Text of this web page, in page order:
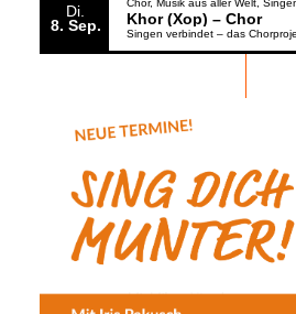
Di.
8 Sep.
Chor Musik aus aller Welt
Khor (Xop) – Chor